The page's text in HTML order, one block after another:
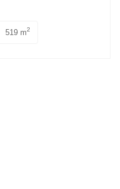
519 m2